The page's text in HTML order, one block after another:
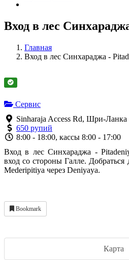
Вход в лес
Главная
Вход в лес Синхараджа -
Сервис
Sinharaja Access Rd, Шри-Ланка
650 рупий
8:00 - 18:00, кассы 8:00 - 17:00
Вход в лес Синхараджа -
вход со стороны Галле.
Mederipitiya через Deniyaya.
Bookmark
Карта